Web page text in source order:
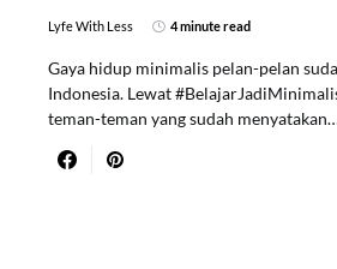
Lyfe With Less 4 minute read
Gaya hidup minimalis pelan-pelan
Indonesia. Lewat
teman-teman yang sudah